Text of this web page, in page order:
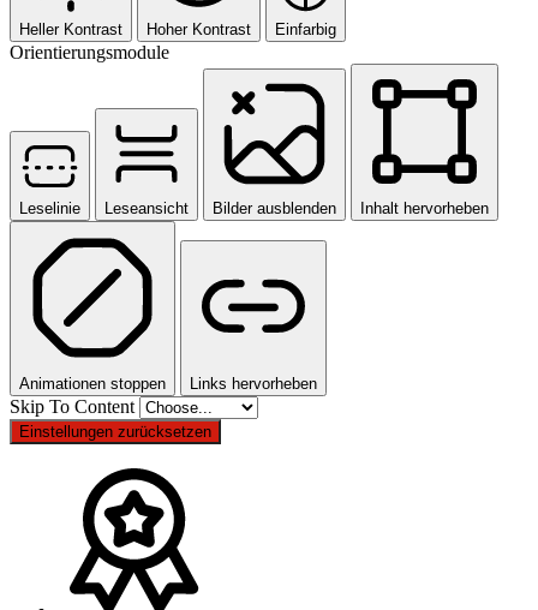
Heller Kontrast Hoher Kontrast Einfarbig
Orientierungsmodule
Leselinie Leseansicht Bilder ausblenden Inhalt hervorheben
Animationen stoppen Links hervorheben
Skip To Content
Einstellungen zurücksetzen